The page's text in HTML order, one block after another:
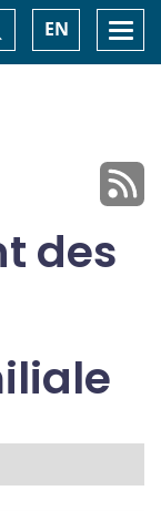
EN
des